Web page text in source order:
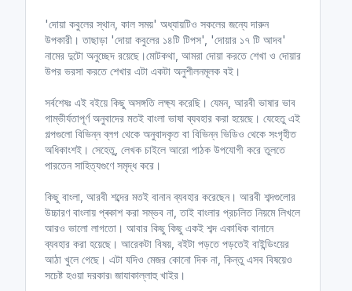
'দোয়া কবুলের স্থান, কাল সময়' অধ্যায়টিও সকলের জন্যে দারুন
উপকারী। তাছাড়া 'দোয়া কবুলের ১৪টি টিপস', 'দোয়ার ১৭ টি আদব'
নামের দুটো অনুচ্ছেদ রয়েছে।মোটকথা, আমরা দোয়া করতে শেখা ও দোয়ার
উপর ভরসা করতে শেখার এটা একটা অনুশীলনমূলক বই।
সর্বশেষঃ এই বইয়ে কিছু অসঙ্গতি লক্ষ্য করেছি। যেমন, আরবী ভাষার ভাব
গাম্ভীর্যতাপূর্ণ অনুবাদের মতই বাংলা ভাষা ব্যবহার করা হয়েছে। যেহেতু এই
গল্পগুলো বিভিন্ন ব্লগ থেকে অনুবাদকৃত বা বিভিন্ন ভিডিও থেকে সংগৃহীত
অধিকাংশই। সেহেতু, লেখক চাইলে আরো পাঠক উপযোগী করে তুলতে
পারতেন সাহিত্যগুণে সমৃদ্ধ করে।
কিছু বাংলা, আরবী শব্দের মতই বানান ব্যবহার করেছেন। আরবী শব্দগুলোর
উচ্চারণ বাংলায় প্ৰকাশ করা সম্ভব না, তাই বাংলার প্রচলিত নিয়মে লিখলে
আরও ভালো লাগতো। আবার কিছু কিছু একই শব্দ একাধিক বানানে
ব্যবহার করা হয়েছে। আরেকটা বিষয়, বইটা পড়তে পড়তেই বাইন্ডিংয়ের
আঠা খুলে গেছে। এটা যদিও মেজর কোনো দিক না, কিন্তু এসব বিষয়েও
সচেষ্ট হওয়া দরকার৷ জাযাকাল্লাহু খাইর।